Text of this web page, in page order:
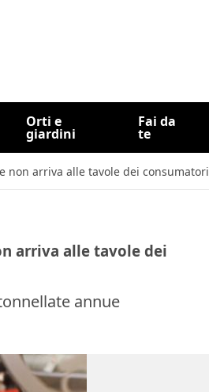
Orti e
giardini
Fai da
te
non arriva alle tavole dei consumatori
arriva alle tavole dei
annue